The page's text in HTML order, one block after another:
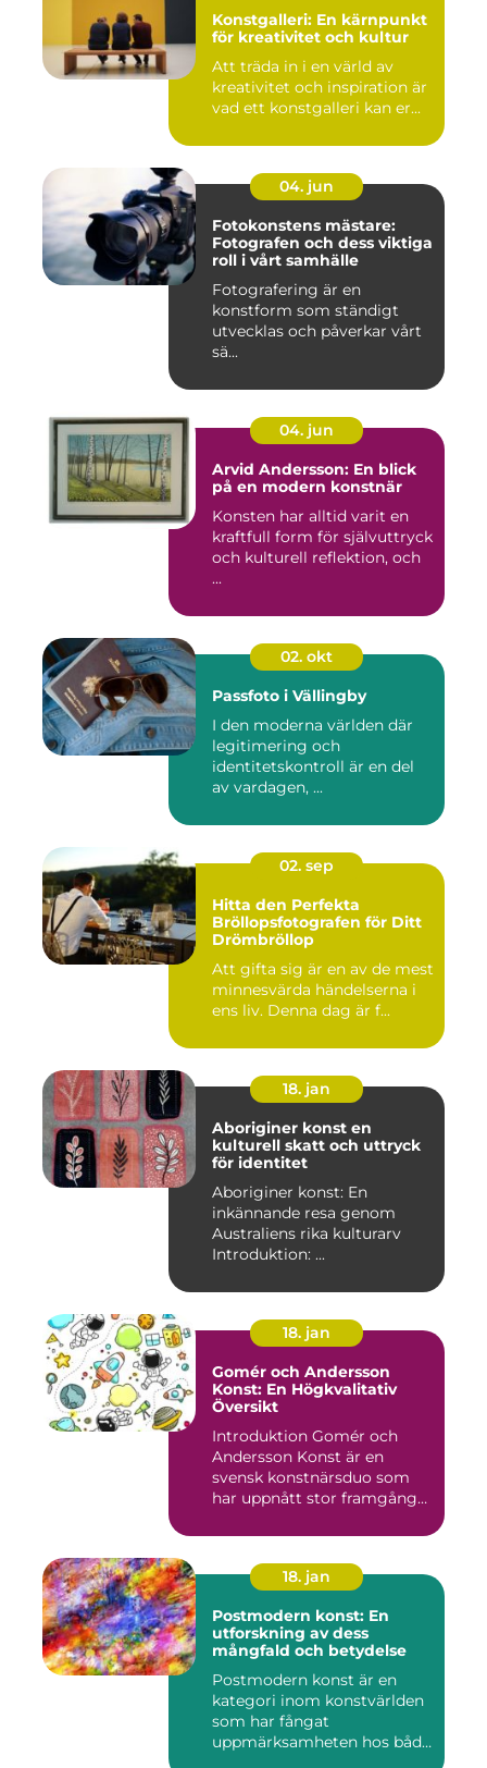
Konstgalleri: En kärnpunkt
för kreativitet och kultur
Att träda in i en värld av
kreativitet och inspiration är
vad ett konstgalleri kan er...
04. jun
Fotokonstens mästare:
Fotografen och dess viktiga
roll i vårt samhälle
Fotografering är en
konstform som ständigt
utvecklas och påverkar vårt
sä...
04. jun
Arvid Andersson: En blick
på en modern konstnär
Konsten har alltid varit en
kraftfull form för självuttryck
och kulturell reflektion, och
...
02. okt
Passfoto i Vällingby
I den moderna världen där
legitimering och
identitetskontroll är en del
av vardagen, ...
02. sep
Hitta den Perfekta
Bröllopsfotografen för Ditt
Drömbröllop
Att gifta sig är en av de mest
minnesvärda händelserna i
ens liv. Denna dag är f...
18. jan
Aboriginer konst en
kulturell skatt och uttryck
för identitet
Aboriginer konst: En
inkännande resa genom
Australiens rika kulturarv
Introduktion: ...
18. jan
Gomér och Andersson
Konst: En Högkvalitativ
Översikt
Introduktion Gomér och
Andersson Konst är en
svensk konstnärsduo som
har uppnått stor framgång
18. jan
Postmodern konst: En
utforskning av dess
mångfald och betydelse
Postmodern konst är en
kategori inom konstvärlden
som har fångat
uppmärksamheten hos både